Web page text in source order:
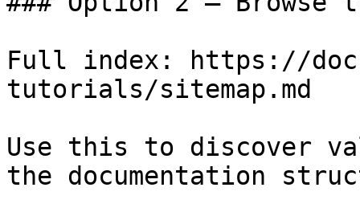
Full index: https://
tutorials/sitemap.md
Use this to discover
the documentation